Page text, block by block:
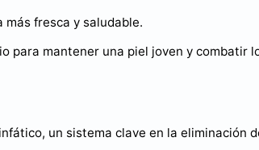
fresca y saludable.
para mantener una piel joven y combatir
un sistema clave en la eliminación